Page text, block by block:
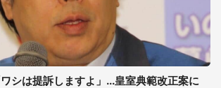
シは提訴しますよ」...皇室典範改正案に